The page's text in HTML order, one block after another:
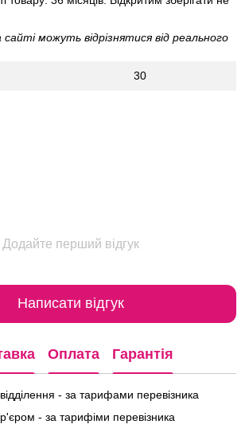
можуть відрізнятися від реального
30
Додайте перший відгук
Написати відгук
Оплата Гарантія
- за тарифами перевізника
- за тарифіми перевізника